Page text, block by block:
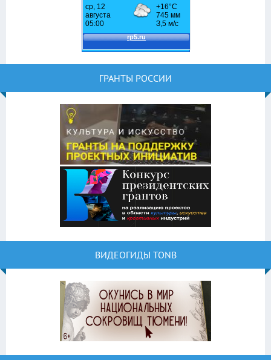
ГРАНТЫ РОССИИ
ВИДЕОГИДЫ TONB